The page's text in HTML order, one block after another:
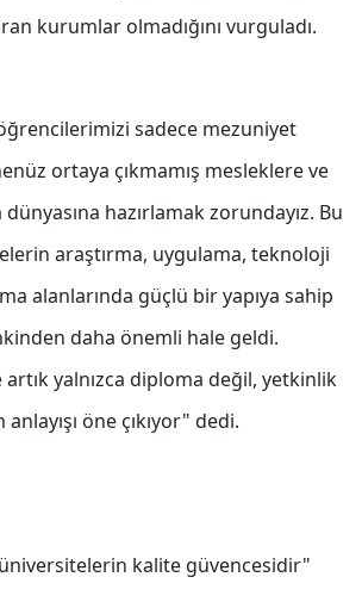
kurumlar olmadığını vurguladı.
sadece mezuniyet
ortaya çıkmamış mesleklere ve
hazırlamak zorundayız. Bu
araştırma, uygulama, teknoloji
alanlarında güçlü bir yapıya sahip
daha önemli hale geldi.
yalnızca diploma değil, yetkinlik
öne çıkıyor" dedi.
kalite güvencesidir"